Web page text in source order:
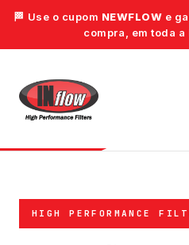
🏁 Use o cupom NEWFLOW e
compra, em toda
HIGH PERFORMANCE